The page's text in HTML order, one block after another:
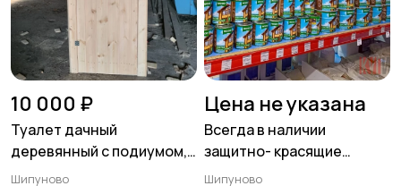
10 000 ₽
Туалет дачный
деревянный с подиумом,
сидячий
Шипуново
Цена не указана
Всегда в наличии
защитно- красящие
составы
Шипуново